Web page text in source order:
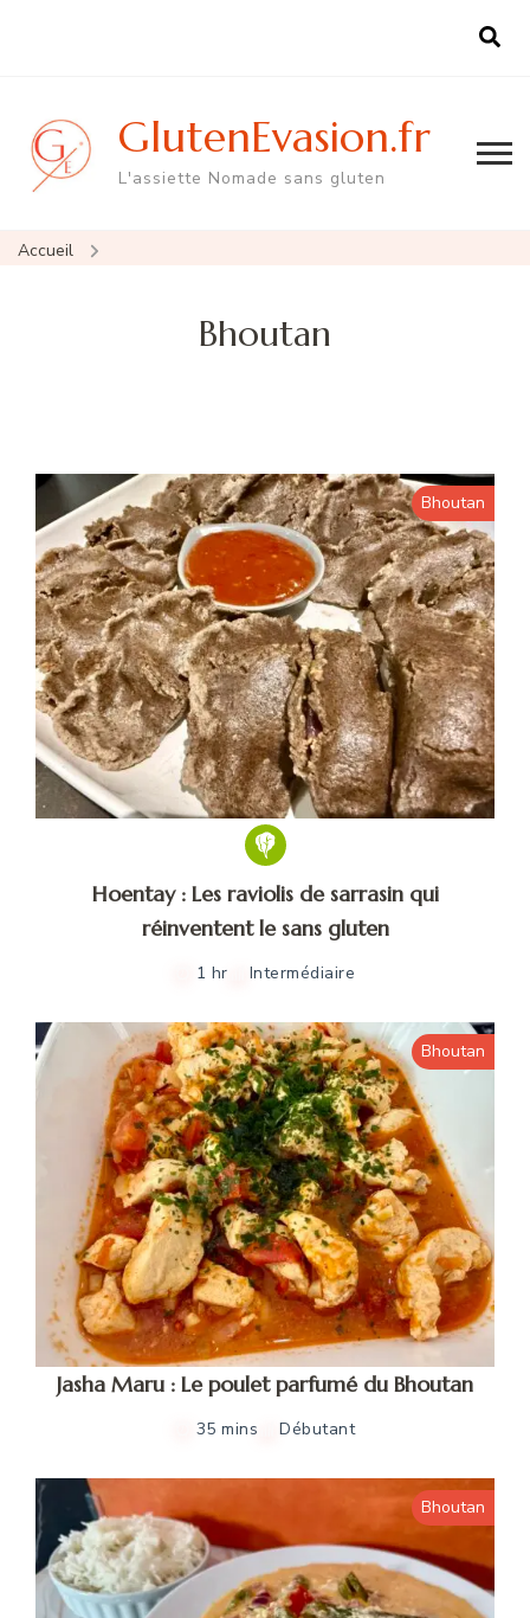
GlutenEvasion.fr
L'assiette Nomade sans gluten
Accueil
Bhoutan
Bhoutan
Hoentay : Les raviolis de sarrasin qui
réinventent le sans gluten
1 hr Intermédiaire
Bhoutan
Jasha Maru : Le poulet parfumé du Bhoutan
35 mins Débutant
Bhoutan